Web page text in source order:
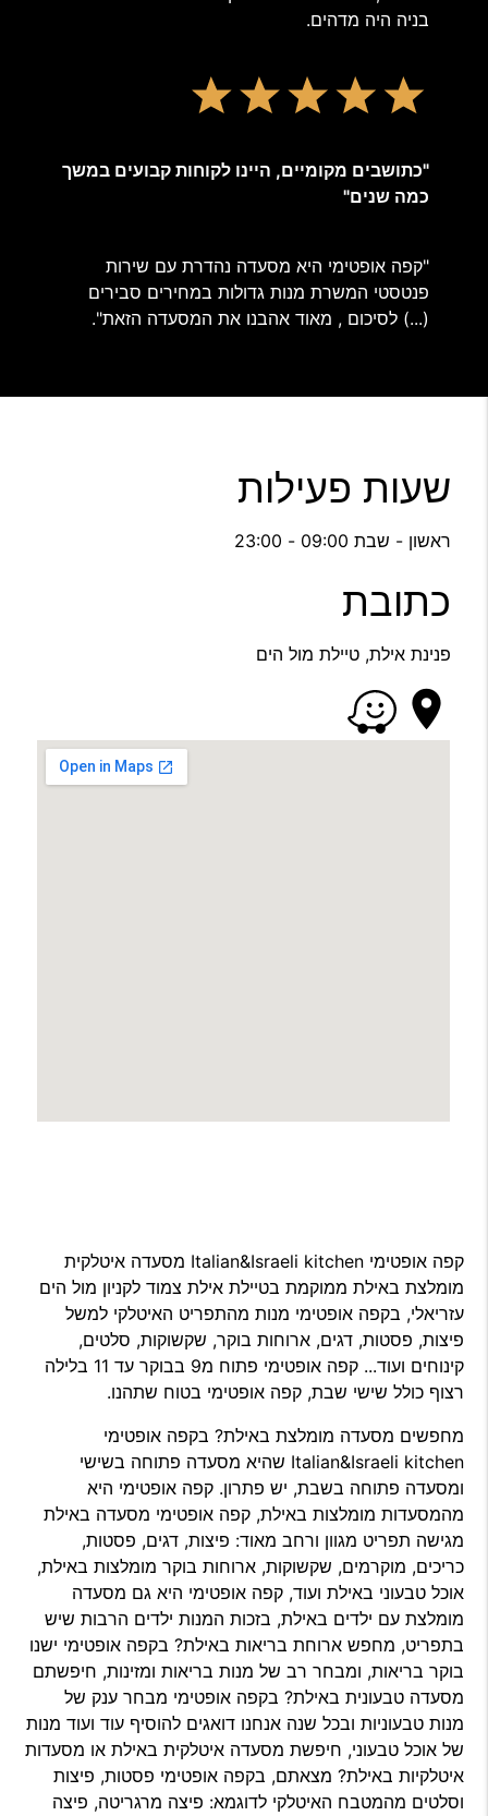
בניה היה מדהים.
"כתושבים מקומיים, היינו לקוחות קבועים במשך
כמה שנים"
"קפה אופטימי היא מסעדה נהדרת עם שירות
פנטסטי המשרת מנות גדולות במחירים סבירים
(...) לסיכום , מאוד אהבנו את המסעדה הזאת".
שעות פעילות
ראשון - שבת 09:00 - 23:00
כתובת
פנינת אילת, טיילת מול הים
location_on
קפה אופטימי Italian&Israeli kitchen מסעדה איטלקית
מומלצת באילת ממוקמת בטיילת אילת צמוד לקניון מול הים
עזריאלי, בקפה אופטימי מנות מהתפריט האיטלקי למשל
פיצות, פסטות, דגים, ארוחות בוקר, שקשוקות, סלטים,
קינוחים ועוד... קפה אופטימי פתוח מ9 בבוקר עד 11 בלילה
רצוף כולל שישי שבת, קפה אופטימי בטוח שתהנו.
מחפשים מסעדה מומלצת באילת? בקפה אופטימי
Italian&Israeli kitchen שהיא מסעדה פתוחה בשישי
ומסעדה פתוחה בשבת, יש פתרון. קפה אופטימי היא
מהמסעדות מומלצות באילת, קפה אופטימי מסעדה באילת
מגישה תפריט מגוון ורחב מאוד: פיצות, דגים, פסטות,
כריכים, מוקרמים, שקשוקות, ארוחות בוקר מומלצות באילת,
אוכל טבעוני באילת ועוד, קפה אופטימי היא גם מסעדה
מומלצת עם ילדים באילת, בזכות המנות ילדים הרבות שיש
בתפריט, מחפש ארוחת בריאות באילת? בקפה אופטימי ישנו
בוקר בריאות, ומבחר רב של מנות בריאות ומזינות, חיפשתם
מסעדה טבעונית באילת? בקפה אופטימי מבחר ענק של
מנות טבעוניות ובכל שנה אנחנו דואגים להוסיף עוד ועוד מנות
של אוכל טבעוני, חיפשת מסעדה איטלקית באילת או מסעדות
איטלקיות באילת? מצאתם, בקפה אופטימי פסטות, פיצות
וסלטים מהמטבח האיטלקי לדוגמא: פיצה מרגריטה, פיצה